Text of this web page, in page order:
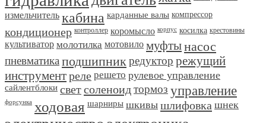
измельчитель кабина карданные валы компрессор
кондиционер контроллер коромысло корпус косилка крестовины
культиватор молотилка мотовило муфтынасос
пневматика подшипник редуктор режущий
инструментреле решето рулевое управление
сайлентблоки светсоленоидтормоз управление
форсунка ходовая шарниры шкивы шлифовка шнек